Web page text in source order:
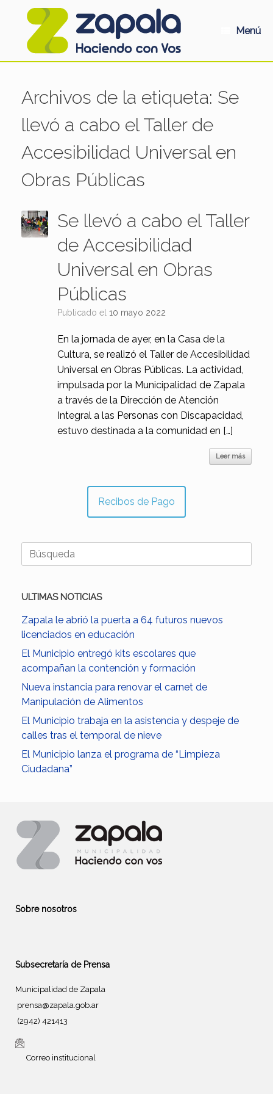
Menú
Archivos de la etiqueta: Se
llevó a cabo el Taller de
Accesibilidad Universal en
Obras Públicas
Se llevó a cabo el Taller
de Accesibilidad
Universal en Obras
Públicas
Publicado el 10 mayo 2022
En la jornada de ayer, en la Casa de la
Cultura, se realizó el Taller de Accesibilidad
Universal en Obras Públicas. La actividad,
impulsada por la Municipalidad de Zapala
a través de la Dirección de Atención
Integral a las Personas con Discapacidad,
estuvo destinada a la comunidad en […]
Leer más
Recibos de Pago
Buscar:
ULTIMAS NOTICIAS
Zapala le abrió la puerta a 64 futuros nuevos
licenciados en educación
El Municipio entregó kits escolares que
acompañan la contención y formación
Nueva instancia para renovar el carnet de
Manipulación de Alimentos
El Municipio trabaja en la asistencia y despeje de
calles tras el temporal de nieve
El Municipio lanza el programa de “Limpieza
Ciudadana”
Sobre nosotros
Subsecretaría de Prensa
Municipalidad de Zapala
prensa@zapala.gob.ar
(2942) 421413
Correo institucional